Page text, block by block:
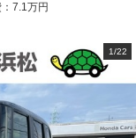
7.1万円
1/22